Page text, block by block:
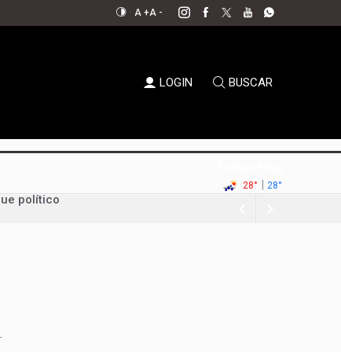
A +A -
LOGIN BUSCAR
28° | 28°
político
e do Vinho
a sociedade